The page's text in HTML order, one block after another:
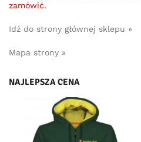
zamówić.
Idź do strony głównej sklepu »
Mapa strony »
NAJLEPSZA CENA